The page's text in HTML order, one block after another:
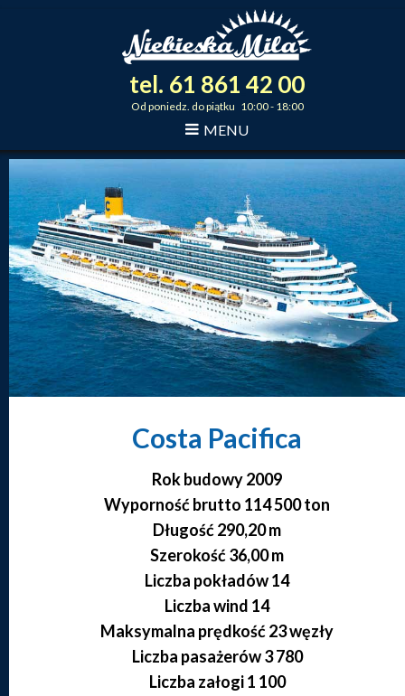
tel. 61 861 42 00
Od poniedz. do piątku 10:00 - 18:00
MENU
Costa Pacifica
Rok budowy 2009
Wyporność brutto 114 500 ton
Długość 290,20 m
Szerokość 36,00 m
Liczba pokładów 14
Liczba wind 14
Maksymalna prędkość 23 węzły
Liczba pasażerów 3 780
Liczba załogi 1 100